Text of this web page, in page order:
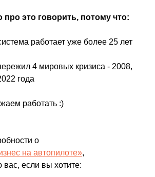
это говорить, потому что:
работает уже более 25 лет
4 мировых кризиса - 2008,
года
работать :)
о
на автопилоте»,
вас, если вы хотите: